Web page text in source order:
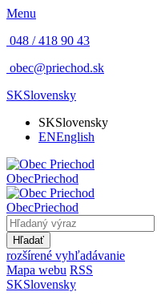
Menu
048 / 418 90 43
obec@priechod.sk
SKSlovensky
SKSlovensky
ENEnglish
ObecPriechod
ObecPriechod
Hľadať
rozšírené vyhľadávanie
Mapa webu RSS
SKSlovensky